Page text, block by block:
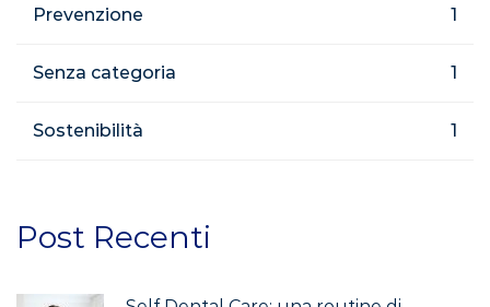
Prevenzione 1
Senza categoria 1
Sostenibilità 1
Post Recenti